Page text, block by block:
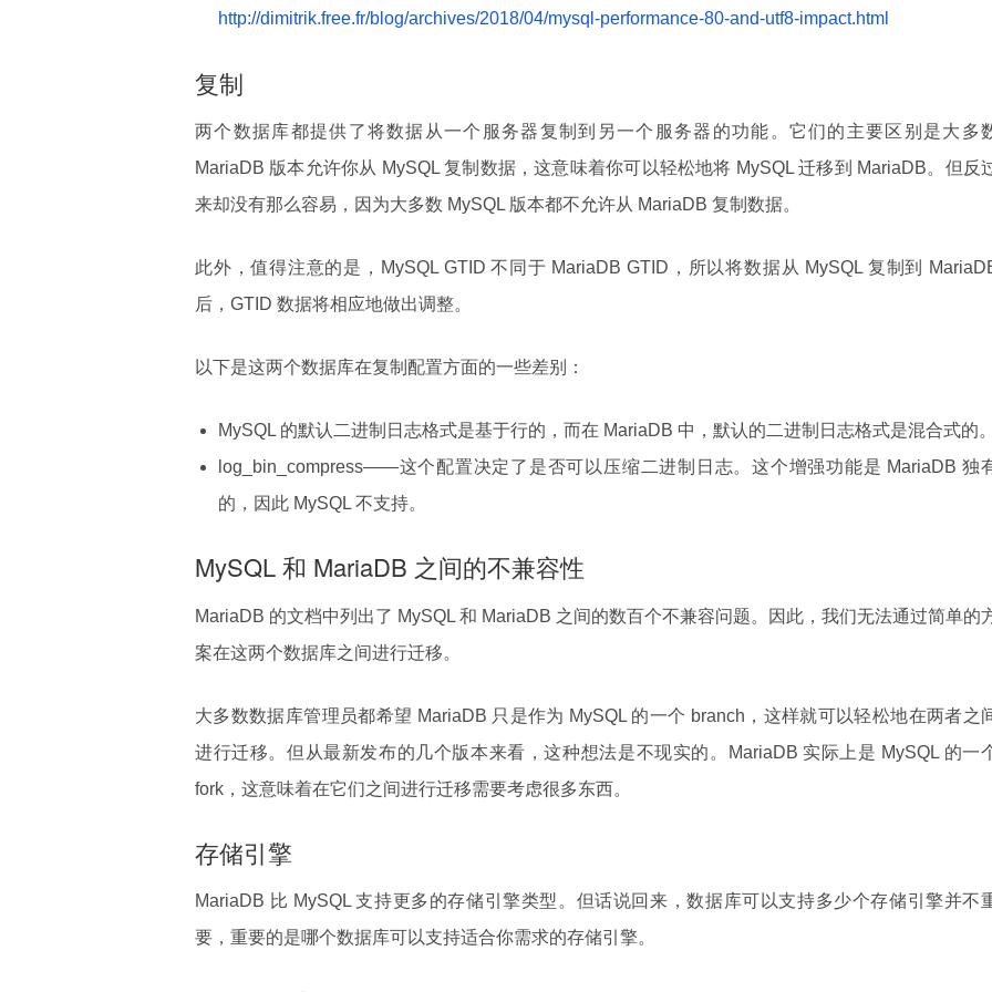
http://dimitrik.free.fr/blog/archives/2018/04/mysql-performance-80-and-utf8-impact.html
复制
两个数据库都提供了将数据从一个服务器复制到另一个服务器的功能。它们的主要区别是大多
MariaDB 版本允许你从 MySQL 复制数据，这意味着你可以轻松地将 MySQL 迁移到 MariaDB。但反
来却没有那么容易，因为大多数 MySQL 版本都不允许从 MariaDB 复制数据。
此外，值得注意的是，MySQL GTID 不同于 MariaDB GTID，所以将数据从 MySQL 复制到
后，GTID 数据将相应地做出调整。
以下是这两个数据库在复制配置方面的一些差别：
MySQL 的默认二进制日志格式是基于行的，而在 MariaDB 中，默认的二进制日志格式是混合式的。
log_bin_compress——这个配置决定了是否可以压缩二进制日志。这个增强功能是 MariaDB 独
的，因此 MySQL 不支持。
MySQL 和 MariaDB 之间的不兼容性
MariaDB 的文档中列出了 MySQL 和 MariaDB 之间的数百个不兼容问题。因此，我们无法通过简单的
案在这两个数据库之间进行迁移。
大多数数据库管理员都希望 MariaDB 只是作为 MySQL 的一个 branch，这样就可以轻松地在两者之
进行迁移。但从最新发布的几个版本来看，这种想法是不现实的。MariaDB 实际上是 MySQL 的一
fork，这意味着在它们之间进行迁移需要考虑很多东西。
存储引擎
MariaDB 比 MySQL 支持更多的存储引擎类型。但话说回来，数据库可以支持多少个存储引擎并不
要，重要的是哪个数据库可以支持适合你需求的存储引擎。